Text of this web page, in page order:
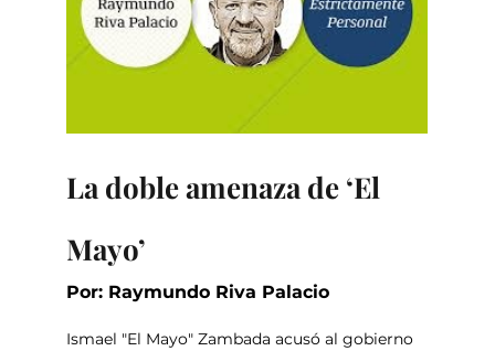
La doble amenaza de ‘El
Mayo’
Por: Raymundo Riva Palacio
Ismael "El Mayo" Zambada acusó al gobierno